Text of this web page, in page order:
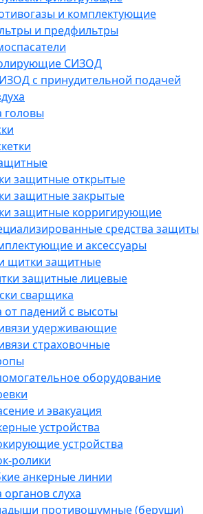
и комплектующие
и предфильтры
СИЗОД
с принудительной подачей
головы
защитные открытые
защитные закрытые
защитные корригирующие
средства защиты
и аксессуары
щитки защитные
защитные лицевые
сварщика
падений с высоты
удерживающие
страховочные
оборудование
и эвакуация
устройства
устройства
ролики
анкерные линии
слуха
противошумные (беруши)